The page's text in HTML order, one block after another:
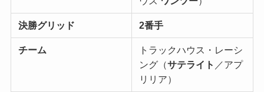
決勝グリッド 2番手
チーム
トラックハウス・レーシ
ング（サテライト ／アプ
リリア）